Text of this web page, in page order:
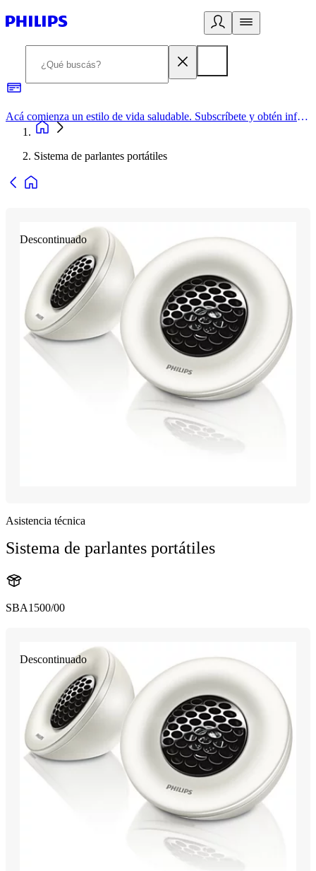
Acá comienza un estilo de vida saludable. Subscríbete y obtén información de primera mano
Sistema de parlantes portátiles
Descontinuado
Asistencia técnica
Sistema de parlantes portátiles
SBA1500/00
Descontinuado